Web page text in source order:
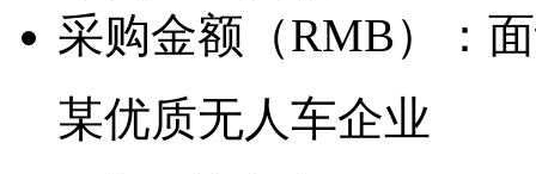
采购金额（RMB）：
某优质无人车企业